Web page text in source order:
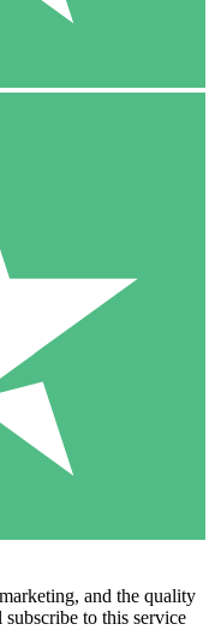
and the quality
to this service